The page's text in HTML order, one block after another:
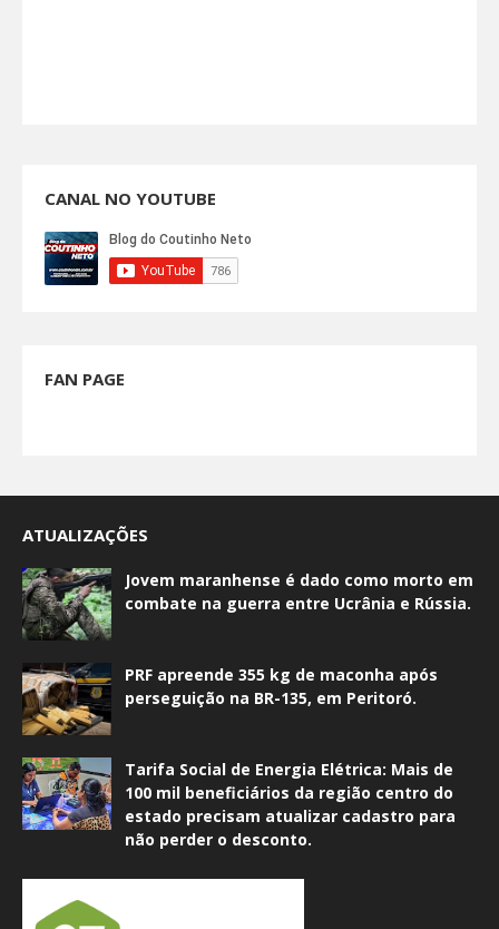
CANAL NO YOUTUBE
FAN PAGE
ATUALIZAÇÕES
Jovem maranhense é dado como morto em
combate na guerra entre Ucrânia e Rússia.
PRF apreende 355 kg de maconha após
perseguição na BR-135, em Peritoró.
Tarifa Social de Energia Elétrica: Mais de
100 mil beneficiários da região centro do
estado precisam atualizar cadastro para
não perder o desconto.